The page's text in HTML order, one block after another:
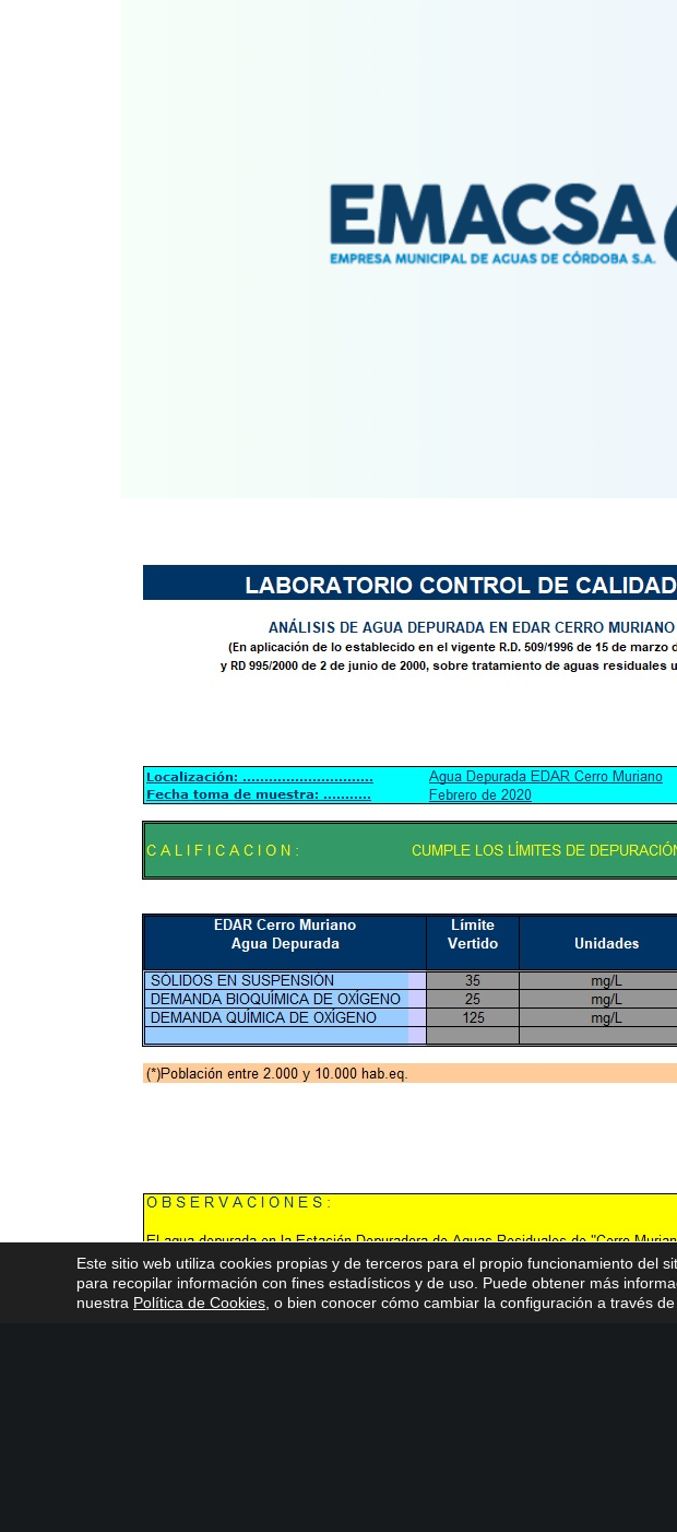
Este sitio web utiliza cookies propias y de terceros para el propio funcionamiento del
para recopilar información con fines estadísticos y de uso. Puede obtener más
nuestra Política de Cookies , o bien conocer cómo cambiar la configuración a través